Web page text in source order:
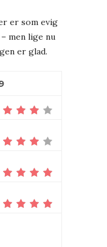
er som evig
men lige nu
er glad.